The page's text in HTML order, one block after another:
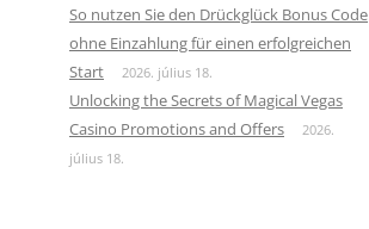
So nutzen Sie den Drückglück Bonus Code
ohne Einzahlung für einen erfolgreichen
Start
2026. július 18.
Unlocking the Secrets of Magical Vegas
Casino Promotions and Offers
2026.
július 18.